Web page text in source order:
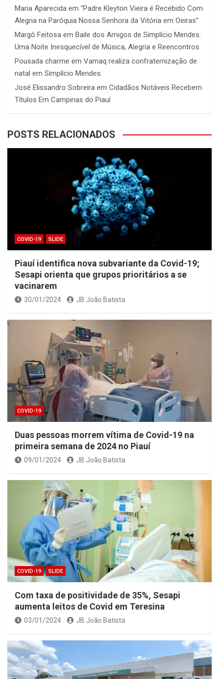
Maria Aparecida em “Padre Kleyton Vieira é Recebido Com
Alegria na Paróquia Nossa Senhora da Vitória em Oeiras”
Margô Feitosa em Baile dos Amigos de Simplício Mendes:
Uma Noite Inesquecível de Música, Alegria e Reencontros
Pousada charme em Vamaq realiza confraternização de
natal em Simplício Mendes.
José Elissandro Sobreira em Cidadãos Notáveis Recebem
Títulos Em Campinas do Piauí
POSTS RELACIONADOS
COVID-19 SLIDE
Piauí identifica nova subvariante da Covid-19;
Sesapi orienta que grupos prioritários a se
vacinarem
30/01/2024 JB João Batista
COVID-19
Duas pessoas morrem vítima de Covid-19 na
primeira semana de 2024 no Piauí
09/01/2024 JB João Batista
COVID-19 SLIDE
Com taxa de positividade de 35%, Sesapi
aumenta leitos de Covid em Teresina
03/01/2024 JB João Batista